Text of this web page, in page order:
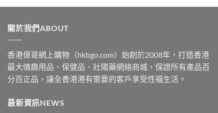
$529
關於我們ABOUT
香港偉哥網上購物（hkbgo.com）始創於2008年，打造香港
最大情趣用品、保健品、壯陽藥網絡商城，保證所有產品百
分百正品，讓全香港港有需要的客戶享受性福生活。
最新資訊NEWS